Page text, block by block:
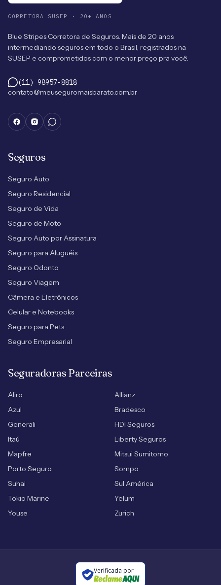
CORRETORA SUSEP · 20+ ANOS
Blue Stripes Corretora de Seguros. Mais de 20 anos
intermediando seguros em todo o Brasil, registrados na
SUSEP e comprometidos com o menor preço pra você.
(11) 98957-8818
contato@meuseguromaisbarato.com.br
Seguros
Seguro Auto
Seguro Residencial
Seguro de Vida
Seguro de Moto
Seguro Auto por Assinatura
Seguro para Aluguéis
Seguro Odonto
Seguro Viagem
Câmera e Eletrônicos
Celular e Notebooks
Seguro para Pets
Seguro Empresarial
Seguradoras Parceiras
Aliro
Allianz
Azul
Bradesco
Generali
HDI Seguros
Itaú
Liberty Seguros
Mapfre
Mitsui Sumitomo
Porto Seguro
Sompo
Suhai
Sul América
Tokio Marine
Yelum
Youse
Zurich
Verificada por